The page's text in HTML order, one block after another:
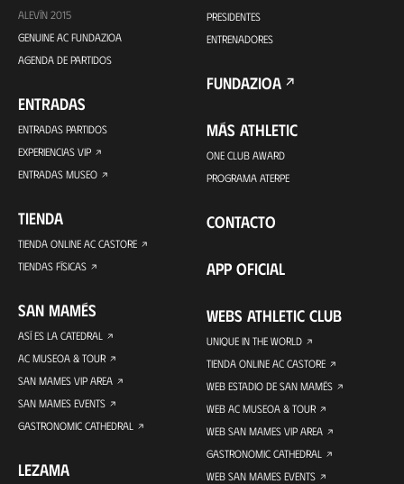
ALEVÍN 2015
GENUINE AC FUNDAZIOA
AGENDA DE PARTIDOS
ENTRADAS
ENTRADAS PARTIDOS
EXPERIENCIAS VIP
ENTRADAS MUSEO
TIENDA
TIENDA ONLINE AC CASTORE
TIENDAS FÍSICAS
SAN MAMÉS
ASÍ ES LA CATEDRAL
AC MUSEOA & TOUR
SAN MAMES VIP AREA
SAN MAMES EVENTS
GASTRONOMIC CATHEDRAL
LEZAMA
PRESIDENTES
ENTRENADORES
FUNDAZIOA
MÁS ATHLETIC
ONE CLUB AWARD
PROGRAMA ATERPE
CONTACTO
APP OFICIAL
WEBS ATHLETIC CLUB
UNIQUE IN THE WORLD
TIENDA ONLINE AC CASTORE
WEB ESTADIO DE SAN MAMÉS
WEB AC MUSEOA & TOUR
WEB SAN MAMES VIP AREA
GASTRONOMIC CATHEDRAL
WEB SAN MAMES EVENTS